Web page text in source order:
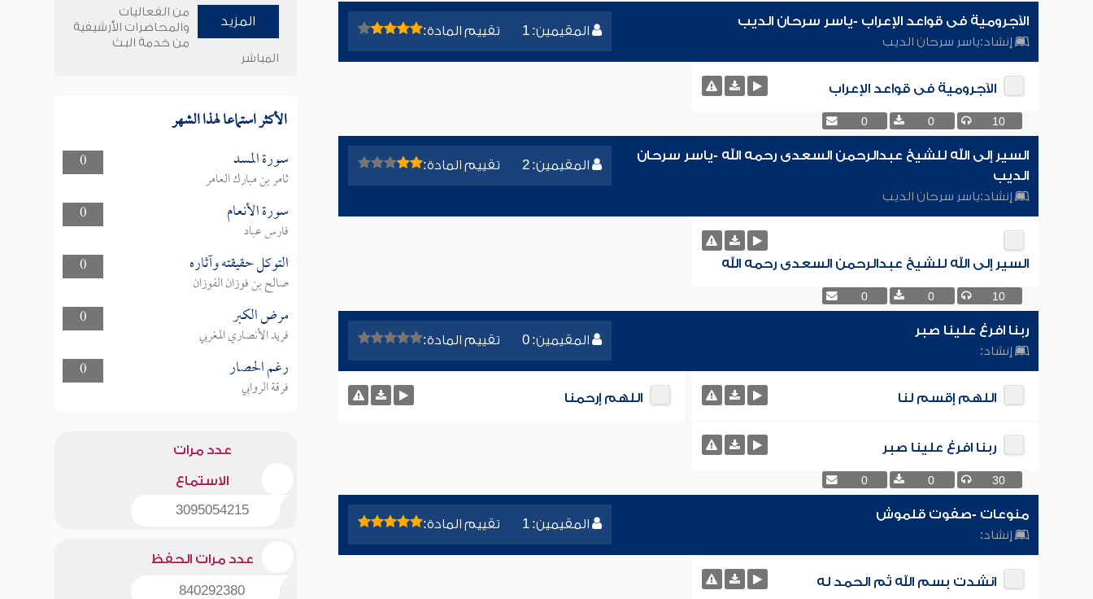
المقيمين: 1 تقييم المادة:
الآجرومية فى قواعد الإعراب -ياسر سرحان الديب
إنشاد:ياسر سرحان الديب
الآجرومية فى قواعد الإعراب
10
0
0
المقيمين: 2 تقييم المادة:
السير إلى الله للشيخ عبدالرحمن السعدى رحمه الله -ياسر سرحان
الديب
إنشاد:ياسر سرحان الديب
السير إلى الله للشيخ عبدالرحمن السعدى رحمه الله
10
0
0
المقيمين: 0 تقييم المادة:
ربنا افرغ علينا صبر
إنشاد:
اللهم إقسم لنا اللهم إرحمنا
ربنا افرغ علينا صبر
30
0
0
المقيمين: 1 تقييم المادة:
منوعات -صفوت قلموش
إنشاد:
انشدت بسم الله ثم الحمد له
المزيد
من الفعاليات
والمحاضرات الأرشيفية
من خدمة البث
المباشر
الأكثر استماعا لهذا الشهر
0 سورة المسد
ثامر بن مبارك العامر
0
سورة الأنعام
فارس عباد
0
التوكل حقيقته وآثاره
صالح بن فوزان الفوزان
0
مرض الكبر
فريد الأنصاري المغربي
0
رغم الحصار
فرقة الروابي
عدد مرات
الاستماع
3095054215
عدد مرات الحفظ
840292380